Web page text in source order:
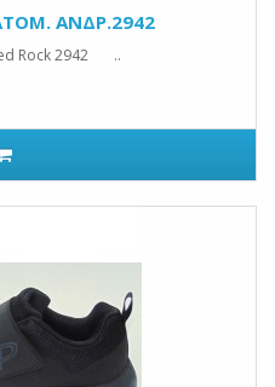
ΑΝΔΡ.2942
Rock 2942 ..